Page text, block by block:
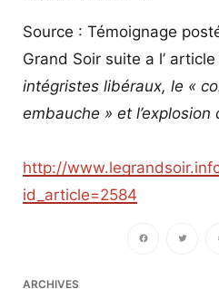
Source : Témoignage
Grand Soir suite a l’
intégristes libéraux, le «
embauche » et l’explosion
http://
id_article=2584
ARCHIVES